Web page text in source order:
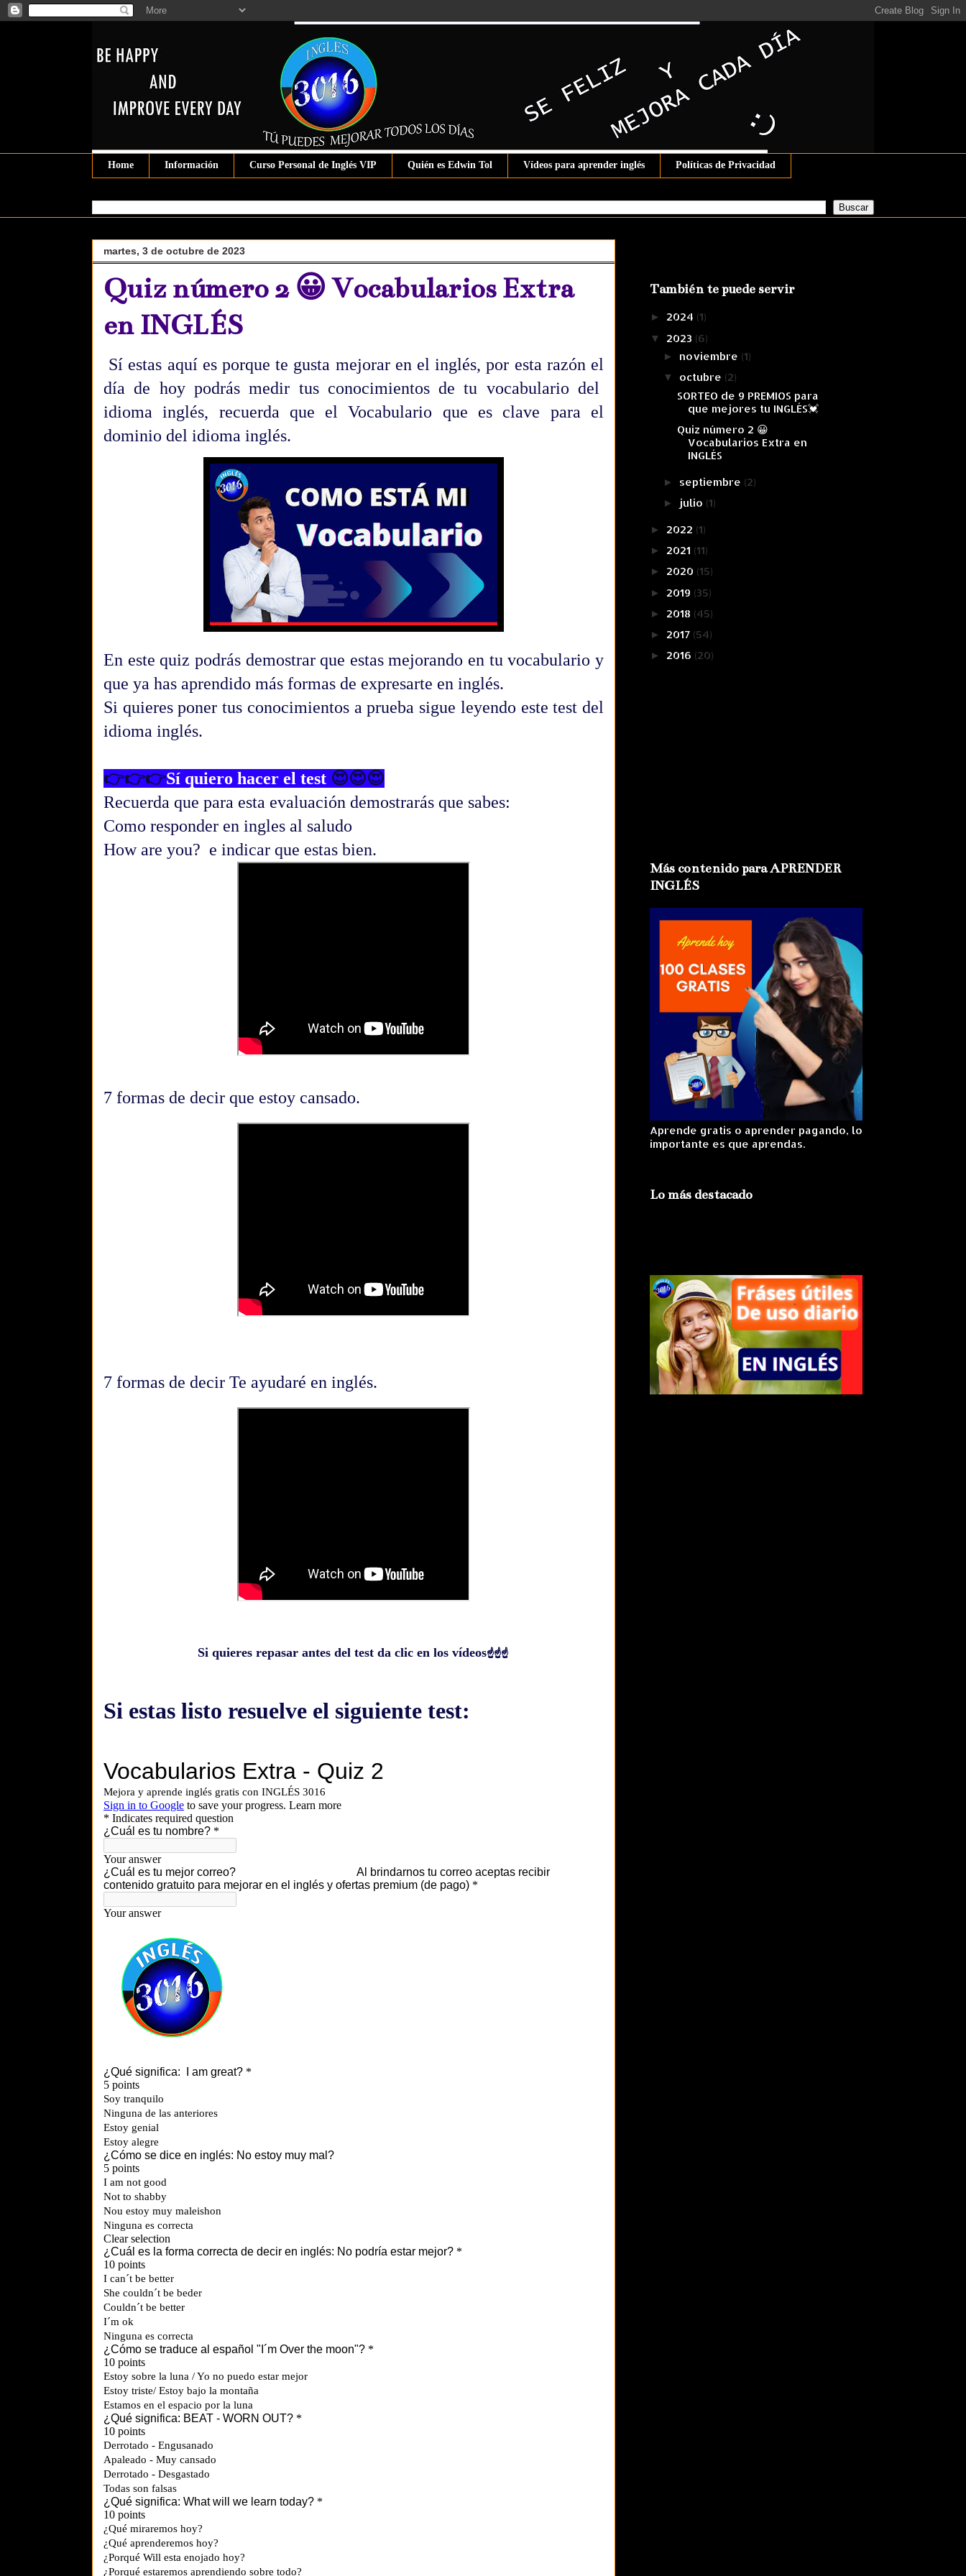
Home Información Curso Personal de Inglés VIP Quién es Edwin Tol Vídeos para aprender inglés Políticas de Privacidad
martes, 3 de octubre de 2023
Quiz número 2 😀 Vocabularios Extra
en INGLÉS
Sí estas aquí es porque te gusta mejorar en el inglés, por esta razón el
día de hoy podrás medir tus conocimientos de tu vocabulario del
idioma inglés, recuerda que el Vocabulario que es clave para el
dominio del idioma inglés.
En este quiz podrás demostrar que estas mejorando en tu vocabulario y
que ya has aprendido más formas de expresarte en inglés.
Si quieres poner tus conocimientos a prueba sigue leyendo este test del
idioma inglés.
👉👉👉Sí quiero hacer el test 😍😍😍
Recuerda que para esta evaluación demostrarás que sabes:
Como responder en ingles al saludo
How are you? e indicar que estas bien.
7 formas de decir que estoy cansado.
7 formas de decir Te ayudaré en inglés.
Si quieres repasar antes del test da clic en los vídeos☝☝☝
Si estas listo resuelve el siguiente test:
También te puede servir
► 2024 (1)
▼ 2023 (6)
► noviembre (1)
▼ octubre (2)
SORTEO de 9 PREMIOS para
que mejores tu INGLÉS💓
Quiz número 2 😀
Vocabularios Extra en
INGLÉS
► septiembre (2)
► julio (1)
► 2022 (1)
► 2021 (11)
► 2020 (15)
► 2019 (35)
► 2018 (45)
► 2017 (54)
► 2016 (20)
Más contenido para APRENDER
INGLÉS
Aprende gratis o aprender pagando, lo
importante es que aprendas.
Lo más destacado